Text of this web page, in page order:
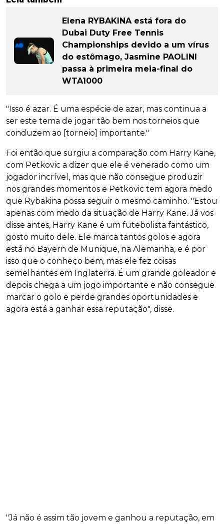
Elena RYBAKINA está fora do
Dubai Duty Free Tennis
Championships devido a um vírus
do estômago, Jasmine PAOLINI
passa à primeira meia-final do
WTA1000
"Isso é azar. É uma espécie de azar, mas continua a
ser este tema de jogar tão bem nos torneios que
conduzem ao [torneio] importante."
Foi então que surgiu a comparação com Harry Kane,
com Petkovic a dizer que ele é venerado como um
jogador incrível, mas que não consegue produzir
nos grandes momentos e Petkovic tem agora medo
que Rybakina possa seguir o mesmo caminho. "Estou
apenas com medo da situação de Harry Kane. Já vos
disse antes, Harry Kane é um futebolista fantástico,
gosto muito dele. Ele marca tantos golos e agora
está no Bayern de Munique, na Alemanha, e é por
isso que o conheço bem, mas ele fez coisas
semelhantes em Inglaterra. É um grande goleador e
depois chega a um jogo importante e não consegue
marcar o golo e perde grandes oportunidades e
agora está a ganhar essa reputação", disse.
"Já não é assim tão jovem e ganhou a reputação, em